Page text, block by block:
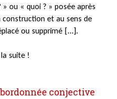
ou « quoi ? » posée après
construction et au sens de
ou supprimé [...].
suite !
conjective